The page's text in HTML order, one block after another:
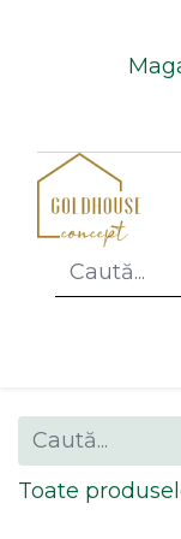
Toate